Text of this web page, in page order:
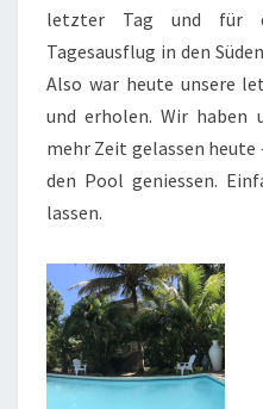
letzter Tag und für
Tagesausflug in den
Also war heute unsere
und erholen. Wir haben
mehr Zeit gelassen heute
den Pool geniessen.
lassen.